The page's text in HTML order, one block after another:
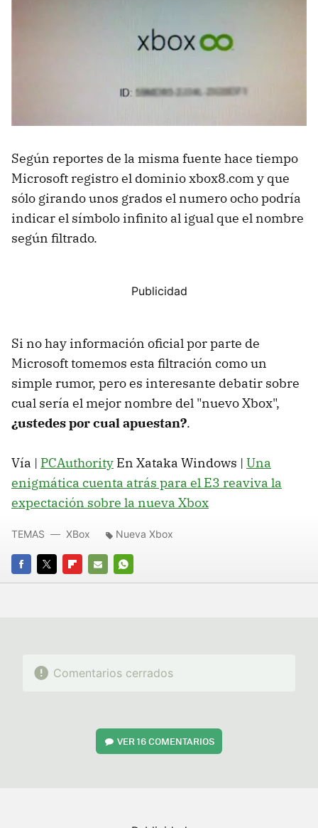
Según reportes de la misma fuente hace tiempo
Microsoft registro el dominio xbox8.com y que
sólo girando unos grados el numero ocho podría
indicar el símbolo infinito al igual que el nombre
según filtrado.
Si no hay información oficial por parte de
Microsoft tomemos esta filtración como un
simple rumor, pero es interesante debatir sobre
cual sería el mejor nombre del "nuevo Xbox",
¿ustedes por cual apuestan?.
Vía | PCAuthority En Xataka Windows | Una
enigmática cuenta atrás para el E3 reaviva la
expectación sobre la nueva Xbox
FACEBOOK
TWITTERFLIPBOARD
E-
WHATSAPP
TEMAS XBox Nueva Xbox
Comentarios cerrados
VER16 COMENTARIOS